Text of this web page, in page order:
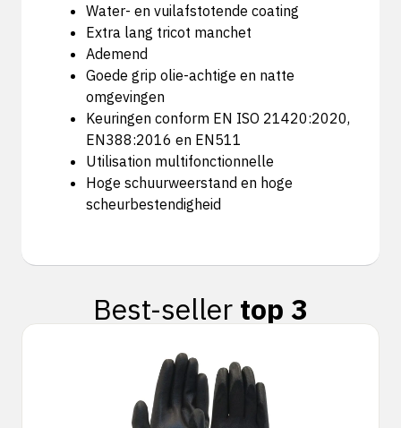
Water- en vuilafstotende coating
Extra lang tricot manchet
Ademend
Goede grip olie-achtige en natte
omgevingen
Keuringen conform EN ISO 21420:2020,
EN388:2016 en EN511
Utilisation multifonctionnelle
Hoge schuurweerstand en hoge
scheurbestendigheid
Best-seller top 3